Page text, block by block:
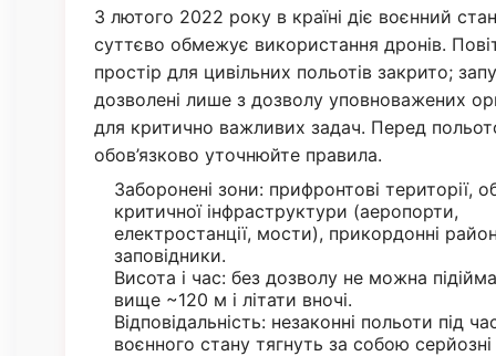
З лютого 2022 року в країні діє воєнний
суттєво обмежує використання дронів.
простір для цивільних польотів закрито;
дозволені лише з дозволу уповноважених
для критично важливих задач. Перед
обов’язково уточнюйте правила.
Заборонені зони: прифронтові території,
критичної інфраструктури (аеропорти,
електростанції, мости), прикордонні
заповідники.
Висота і час: без дозволу не можна
вище ~120 м і літати вночі.
Відповідальність: незаконні польоти під
воєнного стану тягнуть за собою серйозні